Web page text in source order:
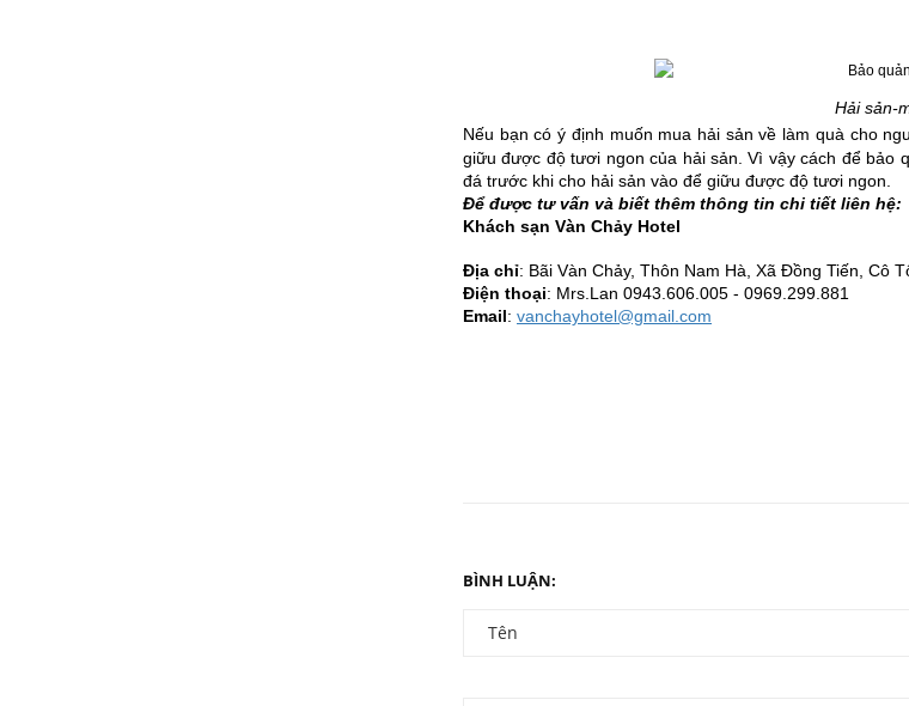
Hải sản-
Nếu bạn có ý định muốn mua hải sản về làm quà cho
giữu được độ tươi ngon của hải sản. Vì vậy cách để bảo
đá trước khi cho hải sản vào để giữu được độ tươi ngon.
Để được tư vấn và biết thêm thông tin chi tiết liên hệ:
Khách sạn Vàn Chảy Hotel
Địa chỉ: Bãi Vàn Chảy, Thôn Nam Hà, Xã Đồng Tiến, Cô
Điện thoại: Mrs.Lan 0943.606.005 - 0969.299.881
Email: vanchayhotel@gmail.com
BÌNH LUẬN: